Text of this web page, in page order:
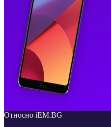
Относно iEM.BG